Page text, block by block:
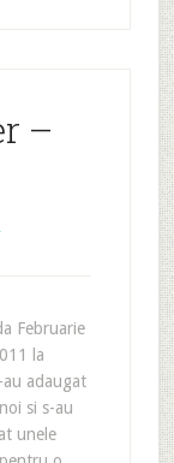
–
Februarie
la
adaugat
si s-au
unele